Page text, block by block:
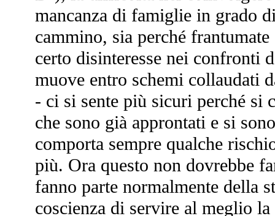
mancanza di famiglie in grado
cammino, sia perché
certo disinteresse nei confronti
muove entro schemi collaudati
- ci si sente più sicuri perché si
che sono già approntati e si
comporta sempre qualche
più. Ora questo non dovrebbe
fanno parte normalmente della
coscienza di servire al meglio